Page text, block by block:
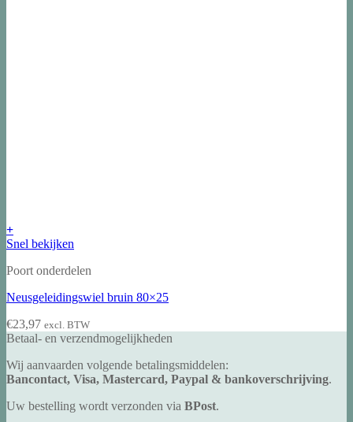
+
Snel bekijken
Poort onderdelen
Neusgeleidingswiel bruin 80×25
€23,97 excl. BTW
Betaal- en verzendmogelijkheden
Wij aanvaarden volgende betalingsmiddelen:
Bancontact, Visa, Mastercard, Paypal & bankoverschrijving.
Uw bestelling wordt verzonden via BPost.